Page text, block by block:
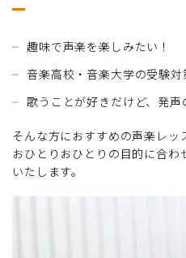
趣味で声楽を楽しみたい！
音楽高校・音楽大学の受験対
歌うことが好きだけど、発
そんな方におすすめの声楽レッ
おひとりおひとりの目的に合
いたします。